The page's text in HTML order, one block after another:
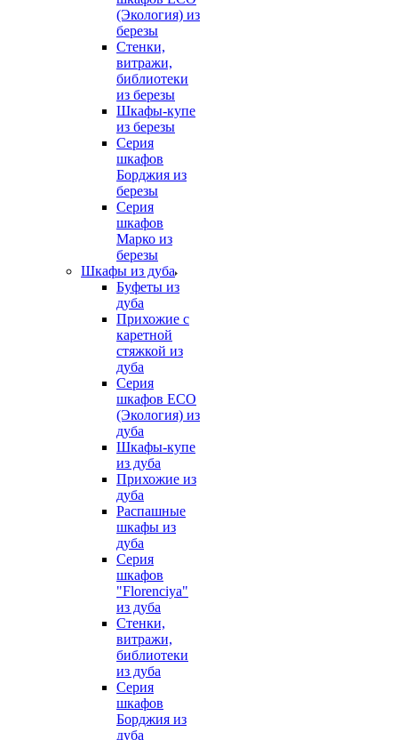
(Экология) из
березы
Стенки,
витражи,
библиотеки
из березы
Шкафы-купе
из березы
Серия
шкафов
Борджия из
березы
Серия
шкафов
Марко из
березы
Шкафы из дуба
Буфеты из
дуба
Прихожие с
каретной
стяжкой из
дуба
Серия
шкафов ECO
(Экология) из
дуба
Шкафы-купе
из дуба
Прихожие из
дуба
Распашные
шкафы из
дуба
Серия
шкафов
"Florenciya"
из дуба
Стенки,
витражи,
библиотеки
из дуба
Серия
шкафов
Борджия из
дуба